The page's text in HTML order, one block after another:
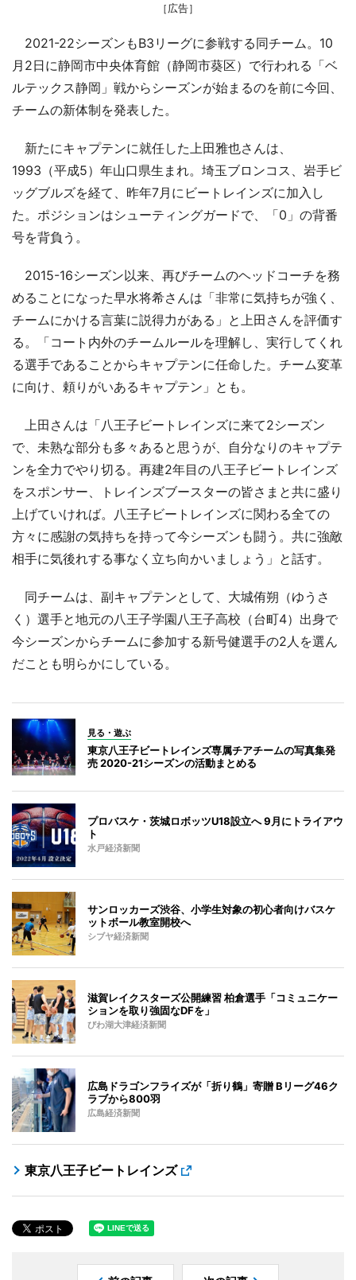
［広告］
2021-22シーズンもB3リーグに参戦する同チーム。10
月2日に静岡市中央体育館（静岡市葵区）で行われる「ベ
ルテックス静岡」戦からシーズンが始まるのを前に今回、
チームの新体制を発表した。
新たにキャプテンに就任した上田雅也さんは、
1993（平成5）年山口県生まれ。埼玉ブロンコス、岩手ビ
ッグブルズを経て、昨年7月にビートレインズに加入し
た。ポジションはシューティングガードで、「0」の背番
号を背負う。
2015-16シーズン以来、再びチームのヘッドコーチを務
めることになった早水将希さんは「非常に気持ちが強く、
チームにかける言葉に説得力がある」と上田さんを評価す
る。「コート内外のチームルールを理解し、実行してくれ
る選手であることからキャプテンに任命した。チーム変革
に向け、頼りがいあるキャプテン」とも。
上田さんは「八王子ビートレインズに来て2シーズン
で、未熟な部分も多々あると思うが、自分なりのキャプテ
ンを全力でやり切る。再建2年目の八王子ビートレインズ
をスポンサー、トレインズブースターの皆さまと共に盛り
上げていければ。八王子ビートレインズに関わる全ての
方々に感謝の気持ちを持って今シーズンも闘う。共に強敵
相手に気後れする事なく立ち向かいましょう」と話す。
同チームは、副キャプテンとして、大城侑朔（ゆうさ
く）選手と地元の八王子学園八王子高校（台町4）出身で
今シーズンからチームに参加する新号健選手の2人を選ん
だことも明らかにしている。
見る・遊ぶ
東京八王子ビートレインズ専属チアチームの写真集発
売 2020-21シーズンの活動まとめる
プロバスケ・茨城ロボッツU18設立へ 9月にトライアウ
ト
水戸経済新聞
サンロッカーズ渋谷、小学生対象の初心者向けバスケ
ットボール教室開校へ
シブヤ経済新聞
滋賀レイクスターズ公開練習 柏倉選手「コミュニケー
ションを取り強固なDFを」
びわ湖大津経済新聞
広島ドラゴンフライズが「折り鶴」寄贈 Bリーグ46ク
ラブから800羽
広島経済新聞
東京八王子ビートレインズ